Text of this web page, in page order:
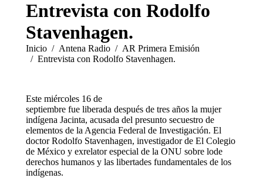
Entrevista con Rodolfo
Stavenhagen.
Estás aquí:
Inicio Antena Radio
AR Primera Emisión
Entrevista con Rodolfo Stavenhagen.
Este miércoles 16 de
septiembre fue liberada después de tres años la mujer
indígena Jacinta, acusada del presunto secuestro de
elementos de la Agencia Federal de Investigación. El
doctor Rodolfo Stavenhagen, investigador de El Colegio
de México y exrelator especial de la ONU sobre lode
derechos humanos y las libertades fundamentales de los
indígenas.